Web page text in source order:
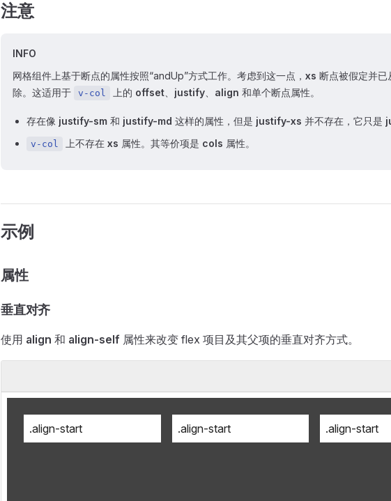
注意
INFO
网格组件上基于断点的属性按照“andUp”方式工作。考虑到这一点， xs 断点被假定并已
除。这适用于
v-col 上的 offset justify align 和单个断点属性。
存在像 justify-sm 和 justify-md 这样的属性，但是 justify-xs 并不存在，它只是
v-col 上不存在 xs 属性。其等价项是 cols 属性。
示例
属性
垂直对齐
使用 align 和 align-self 属性来改变 flex 项目及其父项的垂直对齐方式。
.align-start .align-start .align-start